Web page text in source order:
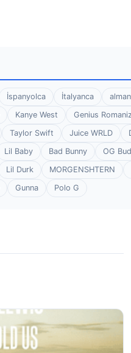
İspanyolca İtalyanca
Kanye West
Genius
Taylor Swift Juice WRLD
Lil Baby Bad Bunny
OG
Lil Durk
MORGENSHTERN
Gunna Polo G